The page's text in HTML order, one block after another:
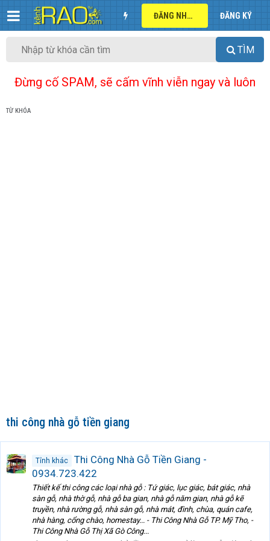
ĐĂNG NHẬP ĐĂNG KÝ
TÌM
Đừng cố SPAM, sẽ cấm vĩnh viễn ngay và luôn
TỪ KHÓA
thi công nhà gỗ tiền giang
Tỉnh khác
Thi Công Nhà Gỗ Tiền Giang -
0934.723.422
Thiết kế thi công các loại nhà gỗ : Tứ giác, lục giác, bát giác, nhà
sàn gỗ, nhà thờ gỗ, nhà gỗ ba gian, nhà gỗ năm gian, nhà gỗ kẽ
truyền, nhà rường gỗ, nhà sàn gỗ, nhà mát, đình, chùa, quán cafe,
nhà hàng, cổng chào, homestay... - Thi Công Nhà Gỗ TP. Mỹ Tho, -
Thi Công Nhà Gỗ Thị Xã Gò Công...